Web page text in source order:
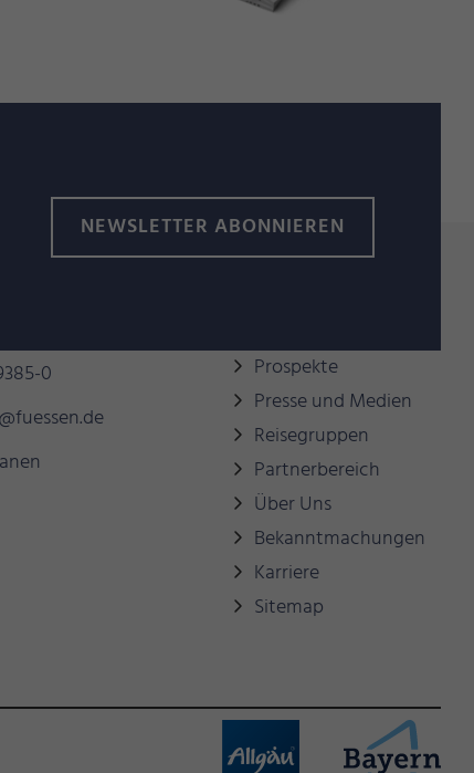
NEWSLETTER ABONNIEREN
0
Prospekte
Presse und Medien
Reisegruppen
Partnerbereich
Über Uns
Bekanntmachungen
Karriere
Sitemap